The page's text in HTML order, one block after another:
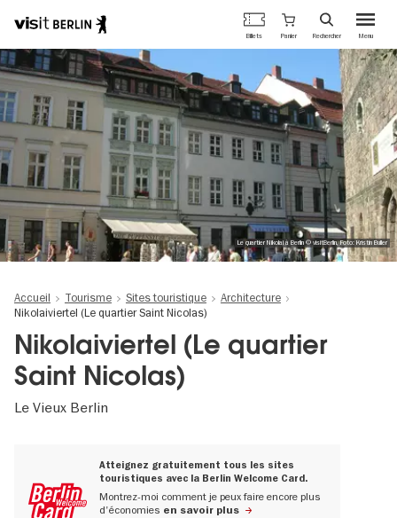
Aller
au
contenu
principal
Portail
officiel
du
tourisme
Berlin
Menu
Billets Panier Rechercher
Le quartier Nikolai à Berlin © visitBerlin, Foto: Kristin Buller
Accueil Tourisme Sites touristique
Architecture
Nikolaiviertel (Le quartier Saint Nicolas)
Nikolaiviertel (Le quartier
Saint Nicolas)
Le Vieux Berlin
Atteignez gratuitement tous les sites
touristiques avec la Berlin Welcome Card.
Montrez-moi comment je peux faire encore plus
d'économies en savoir plus